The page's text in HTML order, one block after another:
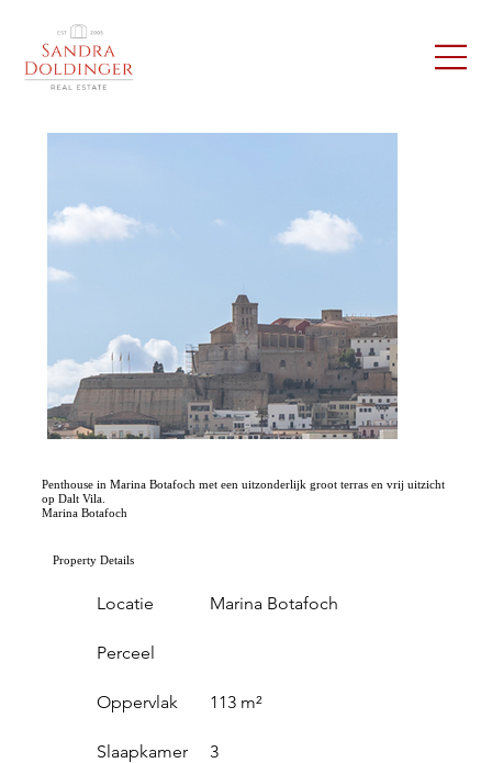
Penthouse in Marina Botafoch met een uitzonderlijk groot terras en vrij uitzicht
op Dalt Vila.
Marina Botafoch
Property Details
Locatie
Perceel
Oppervlak
Marina Botafoch
113 m²
Slaapkamer 3